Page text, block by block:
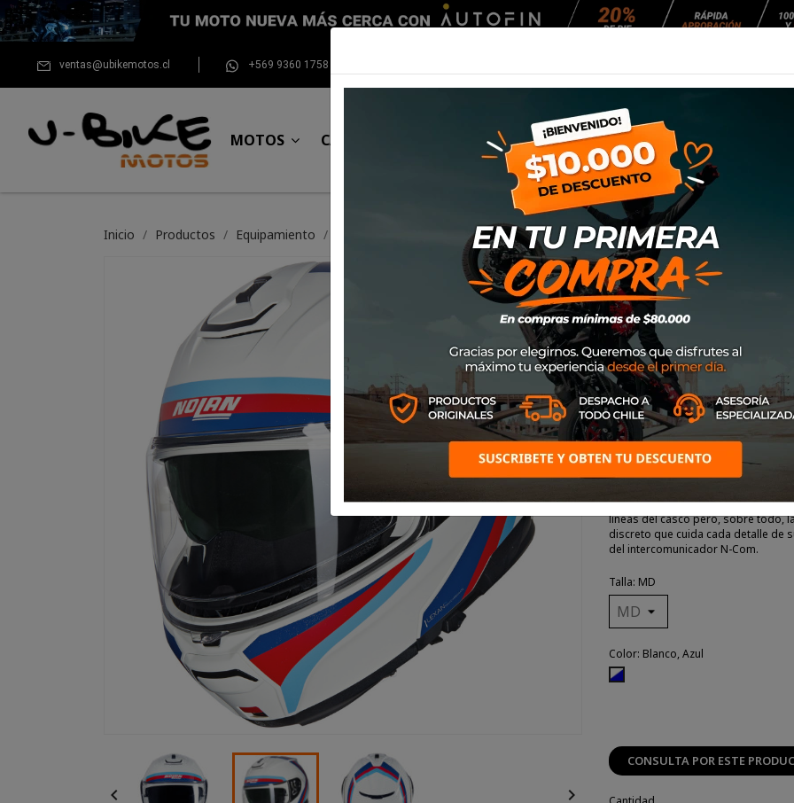
ventas@ubikemotos.cl +569 9360 1758
MOTOS CASCOS EQUIPAMIENTO NEUMÁTICOS MANTENCIÓN
Inicio Productos Equipamiento Casco Nolan N100-6 Assoluto
 
Casco Nolan
SKUN16001842347
$499.000
El N100-6 establece nuevos
policarbonato. Diseñado con
prestaciones exigidas a un casco
también ideal para el uso diario.
casco abierto (o J) con la
de rotación de la mentonera, con
área frontal cuando la mentonera
N100-6. El sistema de apertura
orientados al confort son el
el flujo de aire. Para el N100-6 se
líneas del casco pero, sobre todo,
discreto que cuida cada detalle de
del intercomunicador N-Com.
Talla: MD
Color: Blanco, Azul
Blanco,
CONSULTA POR ESTE